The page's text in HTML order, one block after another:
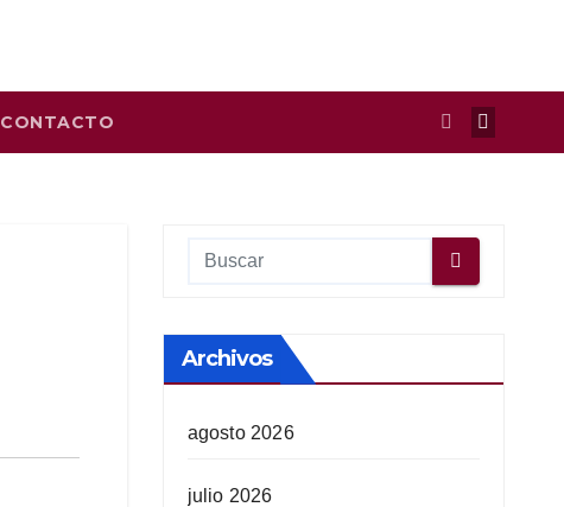
CONTACTO
Archivos
agosto 2026
julio 2026